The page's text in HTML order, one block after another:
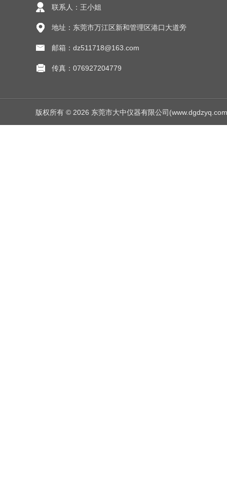
联系人：王小姐
地址：东莞市万江区新和管理区港口大道旁
邮箱：dz511718@163.com
传真：076927204779
版权所有 © 2026 东莞市大中仪器有限公司